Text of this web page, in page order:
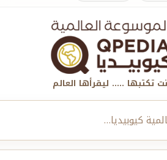
تكتبها ..... ليقرأها العالم